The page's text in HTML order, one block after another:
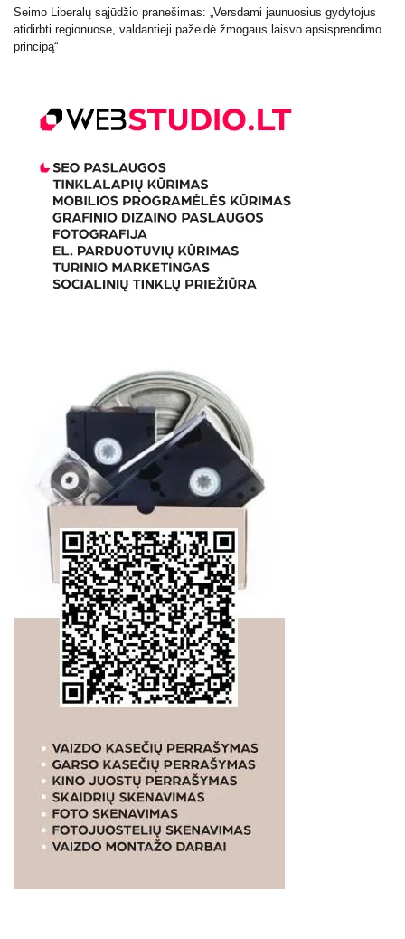
Seimo Liberalų sąjūdžio pranešimas: „Versdami jaunuosius gydytojus
atidirbti regionuose, valdantieji pažeidė žmogaus laisvo apsisprendimo
principą“